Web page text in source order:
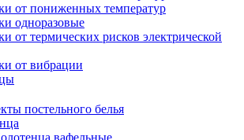
от пониженных температур
одноразовые
от термических рисков электрической
от вибрации
постельного белья
вафельные